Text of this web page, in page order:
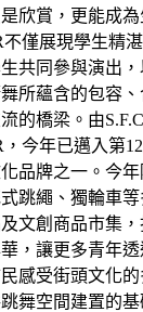
欣賞，更能成
不僅展現學生精
共同參與演出
所蘊含的包容
的橋梁。由
，今年已邁入第
品牌之一。今
跳繩、獨輪車
文創商品市集
，讓更多青年
感受街頭文化
舞空間建置的